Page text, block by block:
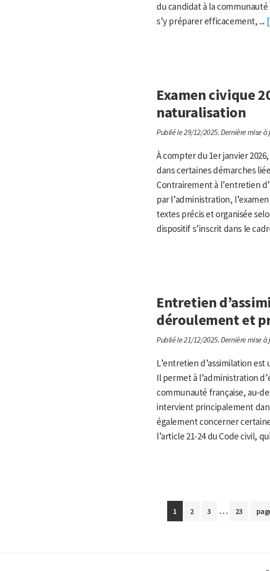
du candidat à la
s’y préparer efficacement, ...
Examen civique
naturalisation
Publié le 29/12/2025. Dernière mise à
À compter du 1er janvier
dans certaines démarches
Contrairement à l’entretien
par l’administration,
textes précis et organisée
dispositif s’inscrit dans le
Entretien
déroulement et
Publié le 21/12/2025. Dernière mise à
L’entretien d’assimilation
Il permet à l’administration
communauté française, au-
intervient principalement
également concerner
l’article 21-24 du Code civil,
Aller
à
1
Aller
2
Aller
3
Pages
…
Aller
23
Aller